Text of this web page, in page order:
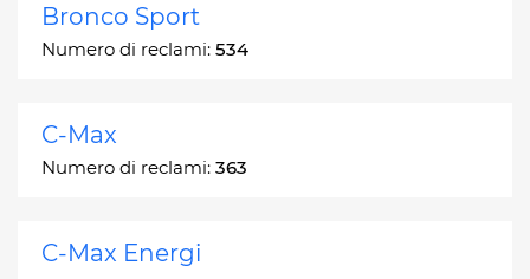
Bronco Sport
Numero di reclami: 534
C-Max
Numero di reclami: 363
C-Max Energi